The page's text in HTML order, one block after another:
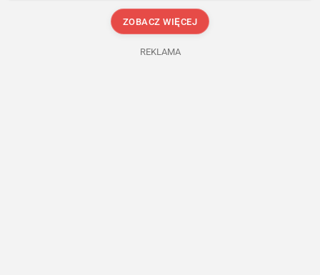
ZOBACZ WIĘCEJ
REKLAMA